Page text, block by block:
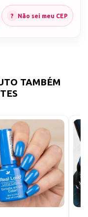
Não sei meu CEP
TAMBÉM